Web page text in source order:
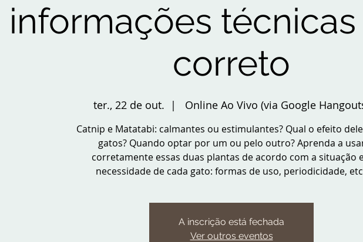
informações
correto
ter., 22 de out.
  |
Online Ao Vivo (via Google
Catnip e Matatabi: calmantes ou estimulantes? Qual o efeito
gatos? Quando optar por um ou pelo outro? Aprenda a
corretamente essas duas plantas de acordo com a situação
necessidade de cada gato: formas de uso, periodicidade,
A inscrição está fechada
Ver outros eventos